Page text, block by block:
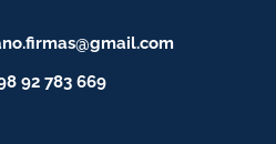
92 783 669